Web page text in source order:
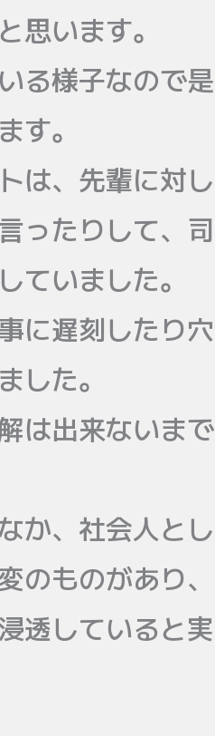
思います。
る様子なので是
す。
は、先輩に対し
ったりして、司
ていました。
に遅刻したり穴
した。
は出来ないまで
か、社会人とし
のものがあり、
透していると実